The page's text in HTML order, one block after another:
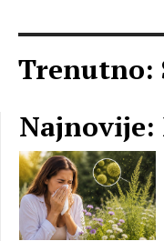
Trenutno: